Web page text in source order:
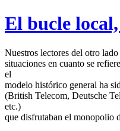
El bucle
Nuestros lectores del otro
situaciones en cuanto se
el
modelo histórico general ha
(British Telecom, Deutsche
etc.)
que disfrutaban el monopolio